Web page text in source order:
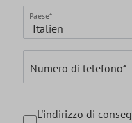
Paese*
Numero di telefono*
L'indirizzo di